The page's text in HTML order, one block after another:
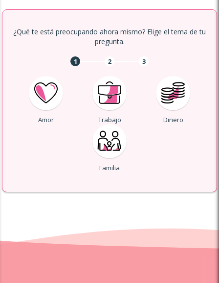
¿Qué te está preocupando ahora mismo? Elige el tema de tu
pregunta.
1 2 3
Amor Trabajo Dinero
Familia